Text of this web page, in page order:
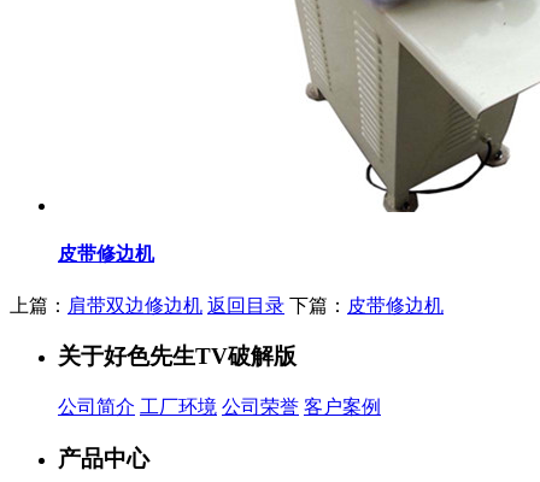
皮带修边机
上篇： 肩带双边修边机 返回目录 下篇： 皮带修边机
关于好色先生TV破解版
公司简介 工厂环境 公司荣誉 客户案例
产品中心